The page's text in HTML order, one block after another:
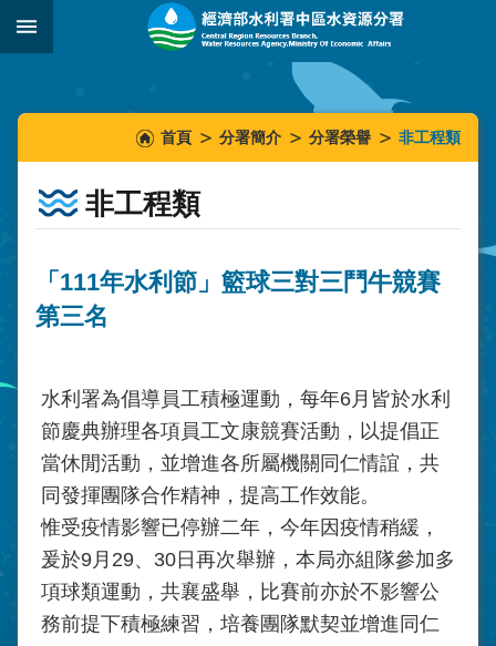
跳到主要內容區塊
::::::
首頁 分署簡介 分署榮譽 非工程類
非工程類
「111年水利節」籃球三對三鬥牛競賽
第三名
水利署為倡導員工積極運動，每年6月皆於水利
節慶典辦理各項員工文康競賽活動，以提倡正
當休閒活動，並增進各所屬機關同仁情誼，共
同發揮團隊合作精神，提高工作效能。
惟受疫情影響已停辦二年，今年因疫情稍緩，
爰於9月 29、 30 日再次舉辦，本局亦組隊參加多
項球類運動，共襄盛舉，比賽前亦於不影響公
務前提下積極練習，培養團隊默契並增進同仁